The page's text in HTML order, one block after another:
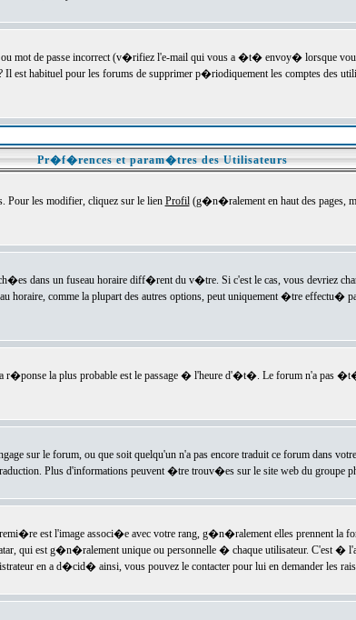
mot de passe incorrect (v�rifiez l'e-mail qui vous a �t� envoy� lorsque
est habituel pour les forums de supprimer p�riodiquement les comptes des
Pr�f�rences et param�tres des Utilisateurs
les modifier, cliquez sur le lien Profil(g�n�ralement en haut des pages,
dans un fuseau horaire diff�rent du v�tre. Si c'est le cas, vous devriez
horaire, comme la plupart des autres options, peut uniquement �tre
r�ponse la plus probable est le passage � l'heure d'�t�. Le forum n'a pas
sur le forum, ou que soit quelqu'un n'a pas encore traduit ce forum dans
Plus d'informations peuvent �tre trouv�es sur le site web du groupe
est l'image associ�e avec votre rang, g�n�ralement elles prennent la
qui est g�n�ralement unique ou personnelle � chaque utilisateur. C'est �
en a d�cid� ainsi, vous pouvez le contacter pour lui en demander les